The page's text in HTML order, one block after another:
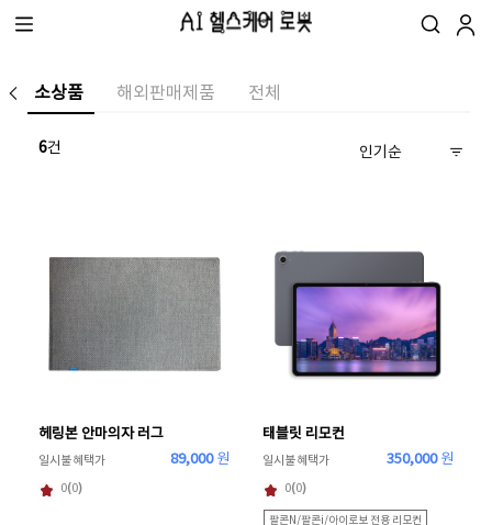
소상품 해외판매제품 전체
6건
헤링본 안마의자 러그
일시불 혜택가 89,000원
0(0)
태블릿 리모컨
일시불 혜택가 350,000원
0(0)
팔콘N/팔콘i/아이로보 전용 리모컨